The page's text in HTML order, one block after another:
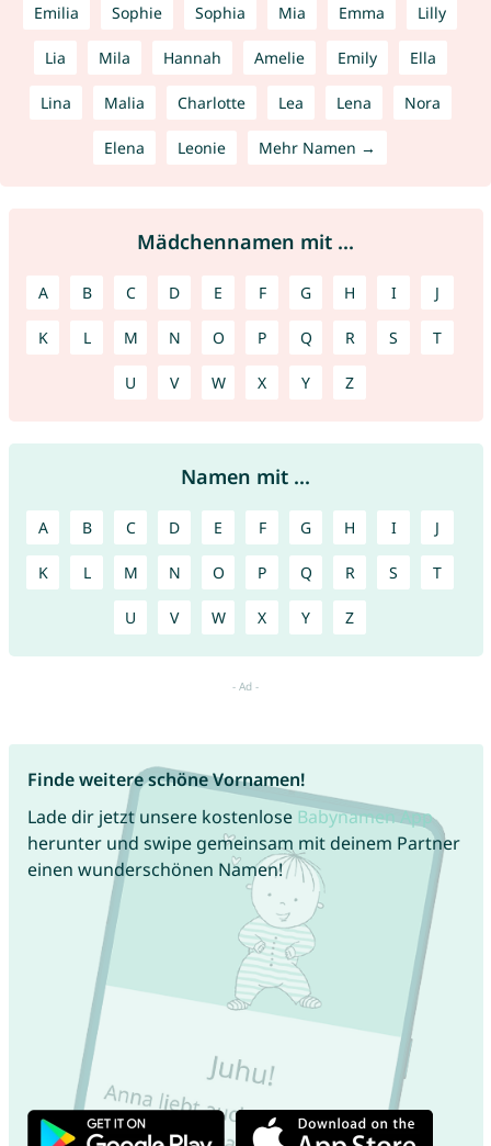
Emilia Sophie Sophia Mia Emma Lilly
Lia Mila Hannah Amelie Emily Ella
Lina Malia Charlotte Lea Lena Nora
Elena Leonie Mehr Namen →
Mädchennamen mit ...
A B C D E F G H I J
K L M N O P Q R S T
U V W X Y Z
Namen mit ...
A B C D E F G H I J
K L M N O P Q R S T
U V W X Y Z
Finde weitere schöne Vornamen!
Lade dir jetzt unsere kostenlose Babynamen App
herunter und swipe gemeinsam mit deinem Partner
einen wunderschönen Namen!